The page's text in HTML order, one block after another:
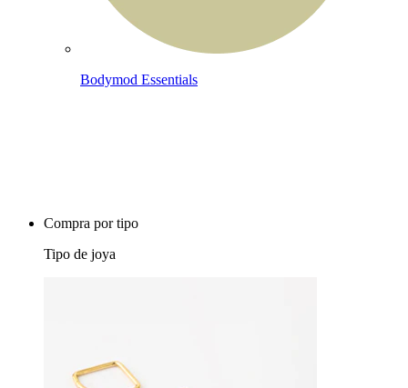
Bodymod Essentials
Compra por tipo
Tipo de joya